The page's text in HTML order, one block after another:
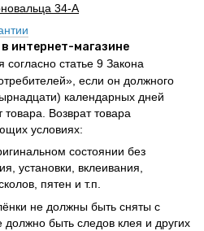
34-А
интернет-магазине
согласно статье 9 Закона
если он должного
календарных дней
Возврат товара
условиях:
состоянии без
установки, вклеивания,
пятен и т.п.
не должны быть сняты с
должно быть следов клея и других